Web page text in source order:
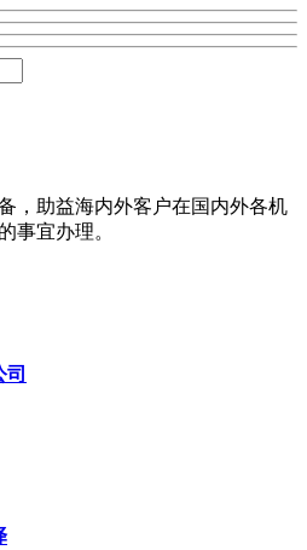
，助益海内外客户在国内外各机
事宜办理。